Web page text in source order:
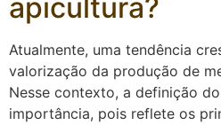
apicultura?
Atualmente, uma tendência
valorização da produção de
Nesse contexto, a definição
importância, pois reflete os